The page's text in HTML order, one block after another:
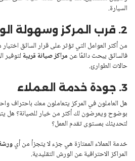
السيارة.
2. قرب المركز وسهولة الوصول
من أكثر العوامل التي تؤثر على قرار السائق
فالسائق يبحث دائمًا عن مراكز صيانة قريبة
حالات الطوارئ.
3. جودة خدمة العملاء
هل العاملون في المركز يتعاملون معك باحتراف
بوضوح ويعرضون لك أكثر من خيار للصيانة؟ هل
لتحديثك بمستوى تقدم العمل؟
خدمة العملاء الممتازة هي جزء لا يتجزأ من أي
المراكز الاحترافية عن الورش التقليدية.